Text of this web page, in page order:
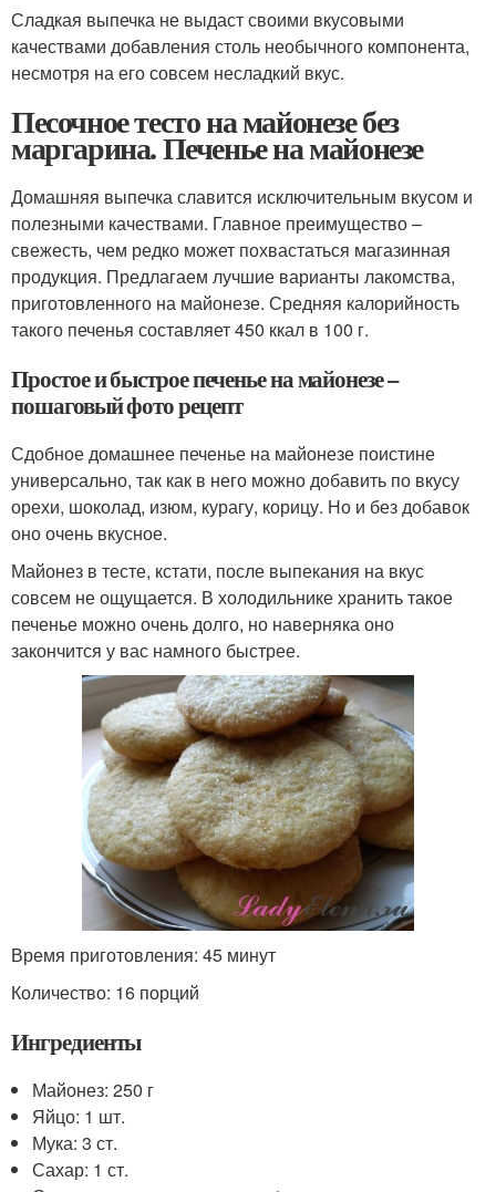
Сладкая выпечка не выдаст своими вкусовыми
качествами добавления столь необычного компонента,
несмотря на его совсем несладкий вкус.
Песочное тесто на майонезе без
маргарина. Печенье на майонезе
Домашняя выпечка славится исключительным вкусом и
полезными качествами. Главное преимущество –
свежесть, чем редко может похвастаться магазинная
продукция. Предлагаем лучшие варианты лакомства,
приготовленного на майонезе. Средняя калорийность
такого печенья составляет 450 ккал в 100 г.
Простое и быстрое печенье на майонезе –
пошаговый фото рецепт
Сдобное домашнее печенье на майонезе поистине
универсально, так как в него можно добавить по вкусу
орехи, шоколад, изюм, курагу, корицу. Но и без добавок
оно очень вкусное.
Майонез в тесте, кстати, после выпекания на вкус
совсем не ощущается. В холодильнике хранить такое
печенье можно очень долго, но наверняка оно
закончится у вас намного быстрее.
Время приготовления: 45 минут
Количество: 16 порций
Ингредиенты
Майонез: 250 г
Яйцо: 1 шт.
Мука: 3 ст.
Сахар: 1 ст.